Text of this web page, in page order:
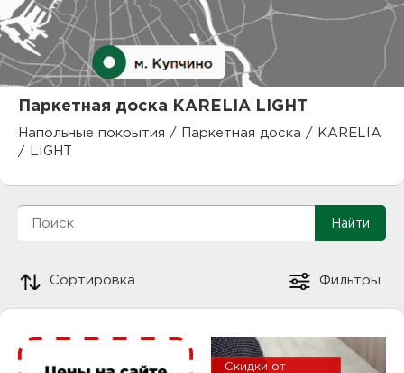
Паркетная доска KARELIA LIGHT
Напольные покрытия / Паркетная доска /
KARELIA
/
LIGHT
Сортировка Фильтры
Скидки от